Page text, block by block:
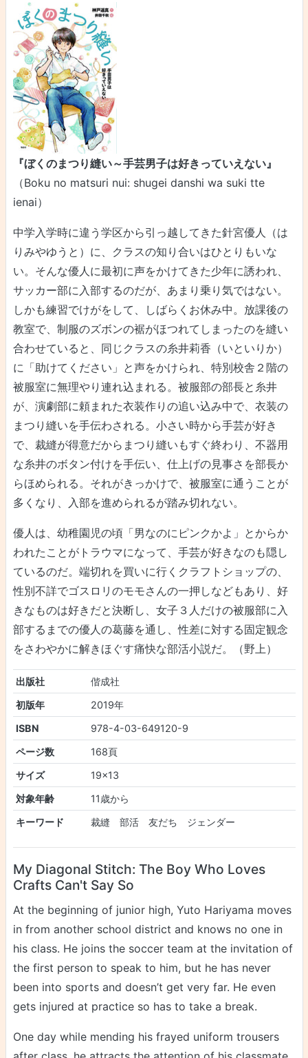
『ぼくのまつり縫い～手芸男子は好きっていえない』
（Boku no matsuri nui: shugei danshi wa suki tte
ienai）
中学入学時に違う学区から引っ越してきた針宮優人（は
りみやゆうと）に、クラスの知り合いはひとりもいな
い。そんな優人に最初に声をかけてきた少年に誘われ、
サッカー部に入部するのだが、あまり乗り気ではない。
しかも練習でけがをして、しばらくお休み中。放課後の
教室で、制服のズボンの裾がほつれてしまったのを縫い
合わせていると、同じクラスの糸井莉香（いといりか）
に「助けてください」と声をかけられ、特別校舎２階の
被服室に無理やり連れ込まれる。被服部の部長と糸井
が、演劇部に頼まれた衣装作りの追い込み中で、衣装の
まつり縫いを手伝わされる。小さい時から手芸が好き
で、裁縫が得意だからまつり縫いもすぐ終わり、不器用
な糸井のボタン付けを手伝い、仕上げの見事さを部長か
らほめられる。それがきっかけで、被服室に通うことが
多くなり、入部を進められるが踏み切れない。
優人は、幼稚園児の頃「男なのにピンクかよ」とからか
われたことがトラウマになって、手芸が好きなのも隠し
ているのだ。端切れを買いに行くクラフトショップの、
性別不詳でゴスロリのモモさんの一押しなどもあり、好
きなものは好きだと決断し、女子３人だけの被服部に入
部するまでの優人の葛藤を通し、性差に対する固定観念
をさわやかに解きほぐす痛快な部活小説だ。（野上）
出版社
偕成社
初版年
2019年
ISBN
978-4-03-649120-9
ページ数
168頁
サイズ
19×13
対象年齢
11歳から
キーワード
裁縫 部活 友だち ジェンダー
My Diagonal Stitch: The Boy Who Loves
Crafts Can't Say So
At the beginning of junior high, Yuto Hariyama moves
in from another school district and knows no one in
his class. He joins the soccer team at the invitation of
the first person to speak to him, but he has never
been into sports and doesn’t get very far. He even
gets injured at practice so has to take a break.
One day while mending his frayed uniform trousers